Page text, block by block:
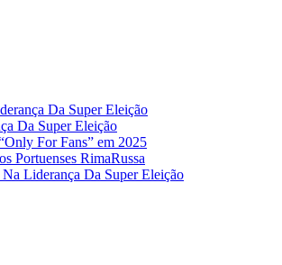
Da Super Eleição
Da Super Eleição
For Fans” em 2025
Portuenses RimaRussa
Liderança Da Super Eleição